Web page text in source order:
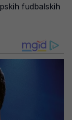
fudbalskih